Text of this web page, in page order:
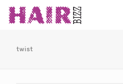
twist